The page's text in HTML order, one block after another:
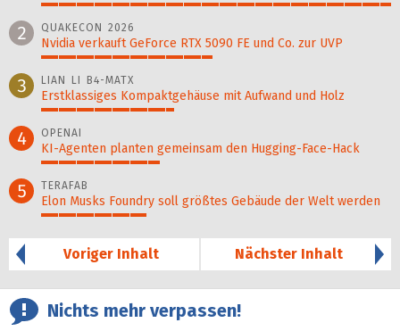
2 QUAKECON 2026
Nvidia verkauft GeForce RTX 5090 FE und Co. zur UVP
3 LIAN LI B4-MATX
Erstklassiges Kompaktgehäuse mit Aufwand und Holz
4 OPENAI
KI-Agenten planten gemein­sam den Hugging-Face-Hack
5 TERAFAB
Elon Musks Foundry soll größ­tes Gebäude der Welt werden
Voriger Inhalt
Nächster Inhalt
Nichts mehr verpassen!